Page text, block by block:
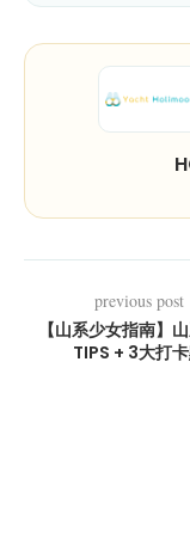
previous post
【山系少女指南】
TIPS + 3大打